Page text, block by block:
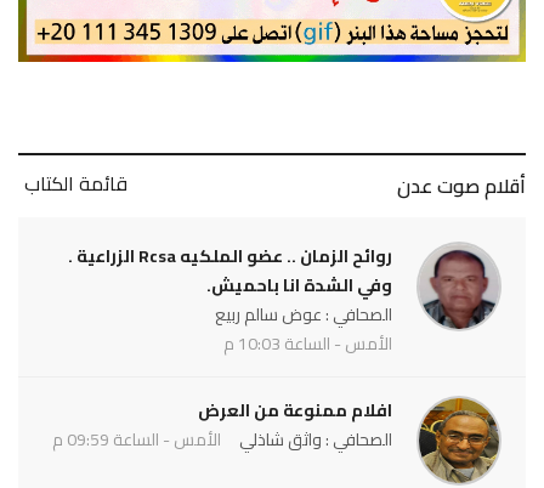
أقلام صوت عدن قائمة الكتاب
روائح الزمان .. عضو الملكيه Rcsa الزراعية .
وفي الشدة انا باحميش.
الصحافي : عوض سالم ربيع
الأمس - الساعة 10:03 م
افلام ممنوعة من العرض
الصحافي : واثق شاذلي
الأمس - الساعة 09:59 م